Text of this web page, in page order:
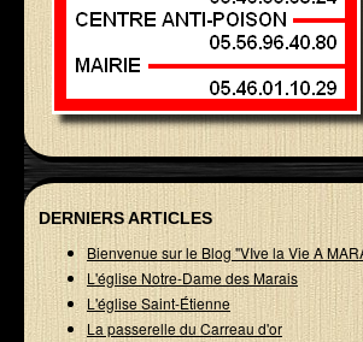
DERNIERS ARTICLES
Bienvenue sur le Blog "VIve la Vie A
L'église Notre-Dame des Marais
L'église Saint-Étienne
La passerelle du Carreau d'or